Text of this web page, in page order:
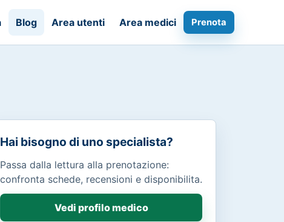
Blog Area utenti Area medici Prenota
Hai bisogno di uno specialista?
Passa dalla lettura alla prenotazione:
confronta schede, recensioni e disponibilita.
Vedi profilo medico